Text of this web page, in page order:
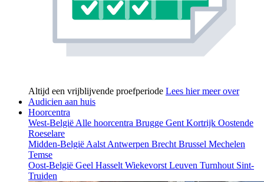
Altijd een vrijblijvende proefperiode Lees hier meer over
Audicien aan huis
Hoorcentra
West-België Alle hoorcentra Brugge Gent Kortrijk Oostende
Roeselare
Midden-België Aalst Antwerpen Brecht Brussel Mechelen
Temse
Oost-België Geel Hasselt Wiekevorst Leuven Turnhout Sint-
Truiden